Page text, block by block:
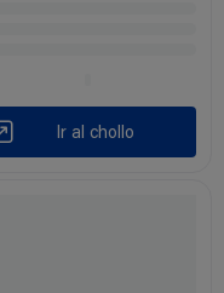
Ir al chollo